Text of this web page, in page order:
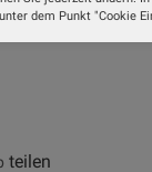
teilen
dem Punkt "Cookie
Website zu bieten.
verwenden und wie
Cookies akzeptieren